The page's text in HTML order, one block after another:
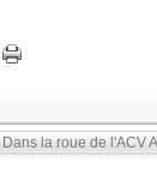
Dans la roue de l'ACV